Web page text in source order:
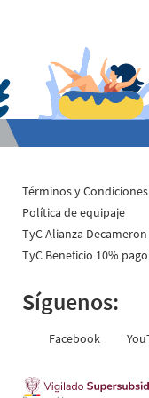
Sábados: 9:00
Carrera 16 n.°
Lunes a
Términos y Condiciones
Política de equipaje
TyC Alianza Decameron
TyC Beneficio 10%
Síguenos:
Facebook